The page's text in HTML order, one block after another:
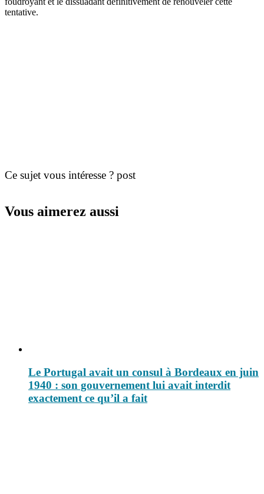
tentative.
Ce sujet vous intéresse ? post
Vous aimerez aussi
Le Portugal avait un consul à Bordeaux en juin
1940 : son gouvernement lui avait interdit
exactement ce qu’il a fait